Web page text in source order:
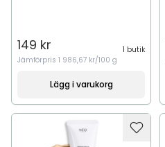
149 kr
1 butik
Jämförpris 1 986,67 kr/100 g
Lägg i varukorg